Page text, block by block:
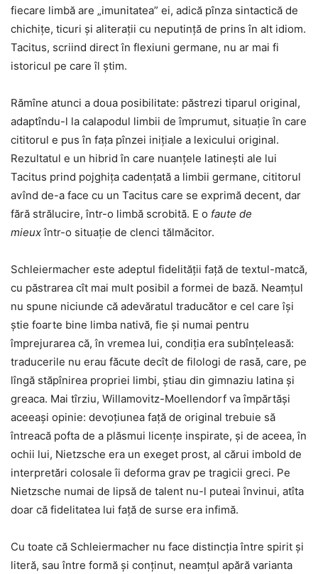
fiecare limbă are „imunitatea” ei, adică pînza sintactică de
chichițe, ticuri și aliterații cu neputință de prins în alt idiom.
Tacitus, scriind direct în flexiuni germane, nu ar mai fi
istoricul pe care îl știm.
Rămîne atunci a doua posibilitate: păstrezi tiparul original,
adaptîndu-l la calapodul limbii de împrumut, situație în care
cititorul e pus în fața pînzei inițiale a lexicului original.
Rezultatul e un hibrid în care nuanțele latinești ale lui
Tacitus prind pojghița cadențată a limbii germane, cititorul
avînd de-a face cu un Tacitus care se exprimă decent, dar
fără strălucire, într-o limbă scrobită. E o faute de
mieuxîntr-o situație de clenci tălmăcitor.
Schleiermacher este adeptul fidelității față de textul-matcă,
cu păstrarea cît mai mult posibil a formei de bază. Neamțul
nu spune niciunde că adevăratul traducător e cel care își
știe foarte bine limba nativă, fie și numai pentru
împrejurarea că, în vremea lui, condiția era subînțeleasă:
traducerile nu erau făcute decît de filologi de rasă, care, pe
lîngă stăpînirea propriei limbi, știau din gimnaziu latina și
greaca. Mai tîrziu, Willamovitz-Moellendorf va împărtăși
aceeași opinie: devoțiunea față de original trebuie să
întreacă pofta de a plăsmui licențe inspirate, și de aceea, în
ochii lui, Nietzsche era un exeget prost, al cărui imbold de
interpretări colosale îi deforma grav pe tragicii greci. Pe
Nietzsche numai de lipsă de talent nu-l puteai învinui, atîta
doar că fidelitatea lui față de surse era infimă.
Cu toate că Schleiermacher nu face distincția între spirit și
literă, sau între formă și conținut, neamțul apără varianta